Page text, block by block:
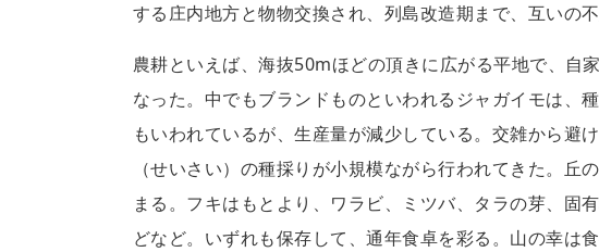
する庄内地方と物物交換され、列島改造期まで、互いの
農耕といえば、海抜50mほどの頂きに広がる平地で、自
なった。中でもブランドものといわれるジャガイモは、
もいわれているが、生産量が減少している。交雑から避
（せいさい）の種採りが小規模ながら行われてきた。
まる。フキはもとより、ワラビ、ミツバ、タラの芽、固
どなど。いずれも保存して、通年食卓を彩る。山の幸は